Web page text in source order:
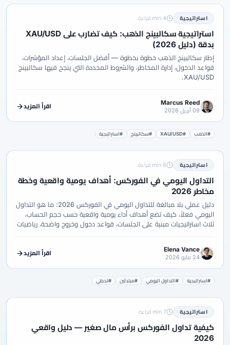
استراتيجية 4 min قراءة
استراتيجية سكالبينج الذهب: كيف تضارب على XAU/USD
بدقة (دليل 2026)
إطار سكالبينج الذهب خطوة بخطوة — أفضل الجلسات، إعداد المؤشرات،
قواعد الدخول، إدارة المخاطر، والشروط المحددة التي ينجح فيها سكالبينج
XAU/USD.
Marcus Reed
09 أبريل 2026
اقرأ المزيد
#الذهب #XAU/USD #سكالبينج #استراتيجية
استراتيجية 8 min قراءة
التداول اليومي في الفوركس: أهداف يومية واقعية وخطة
مخاطر 2026
دليل عملي بلا مبالغة للتداول اليومي في الفوركس 2026: ما هو التداول
اليومي فعلاً، كيف تضع أهداف أداء يومية واقعية حسب حجم الحساب،
ثلاث استراتيجيات مبنية على الجلسات، قواعد دخول وخروج واضحة، رياضيات
Elena Vance
24 مايو 2026
اقرأ المزيد
#استراتيجية #التداول اليومي #مبتدئين #لحظي
استراتيجية 7 min قراءة
كيفية تداول الفوركس برأس مال صغير — دليل واقعي
2026